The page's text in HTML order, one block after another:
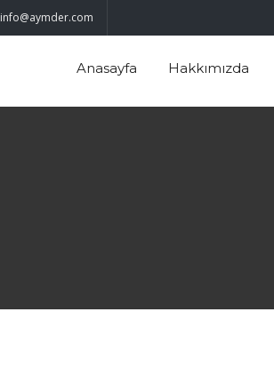
info@aymder.com
Anasayfa Hakkımızda